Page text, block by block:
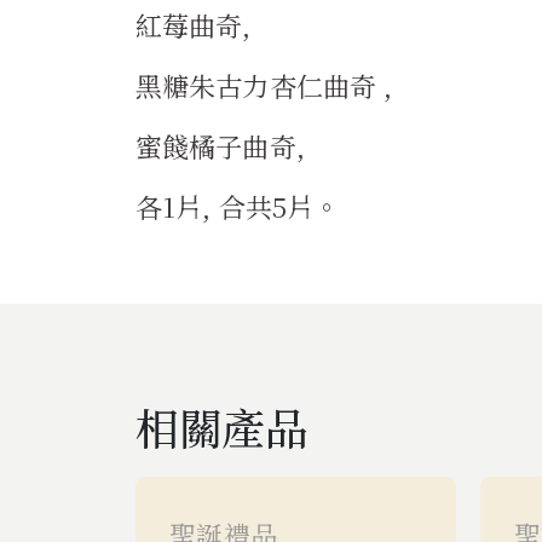
紅莓曲奇,
黑糖朱古力杏仁曲奇 ,
蜜餞橘子曲奇,
各1片, 合共5片。
相關產品